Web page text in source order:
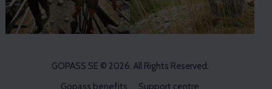
GOPASS SE © 2026. All Rights Reserved.
Gopass benefits
Support centre